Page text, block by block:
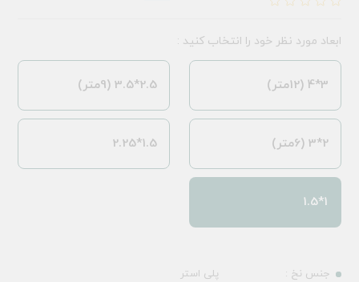
جنس نخ :
پلی استر
ابعاد مورد نظر خود را انتخاب کنید :
3*4 (12متر) 2.5*3.5 (9متر)
2*3 (6متر) 1.5*2.25
1*1.5